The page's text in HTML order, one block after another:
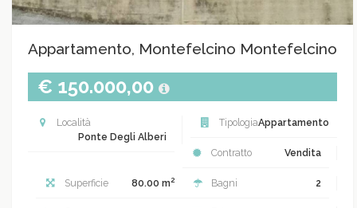
Appartamento, Montefelcino Montefelcino
€ 150.000,00
Località
Ponte Degli Alberi
TipologiaAppartamento
Contratto Vendita
Superficie 80.00 m2 Bagni 2